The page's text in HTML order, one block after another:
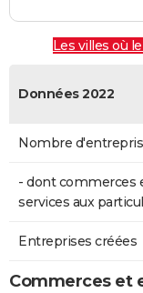
Les villes où
Données 2022
Nombre
- dont commerces
services aux
Entreprises créées
Commerces et